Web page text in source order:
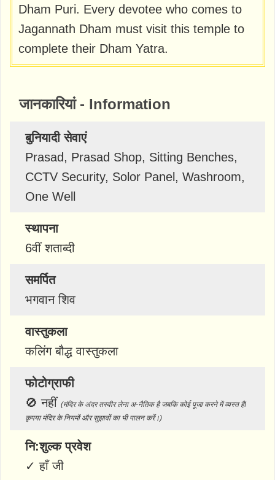
Dham Puri. Every devotee who comes to
Jagannath Dham must visit this temple to
complete their Dham Yatra.
जानकारियां - Information
बुनियादी सेवाएं
Prasad, Prasad Shop, Sitting Benches,
CCTV Security, Solor Panel, Washroom,
One Well
स्थापना
6वीं शताब्दी
समर्पित
भगवान शिव
वास्तुकला
कलिंग बौद्ध वास्तुकला
फोटोग्राफी
🚫नहीं (मंदिर के अंदर तस्वीर लेना अ-नैतिक है जबकि कोई पूजा करने में व्यस्त है!
कृपया मंदिर के नियमों और सुझावों का भी पालन करें।)
नि:शुल्क प्रवेश
✓हाँ जी